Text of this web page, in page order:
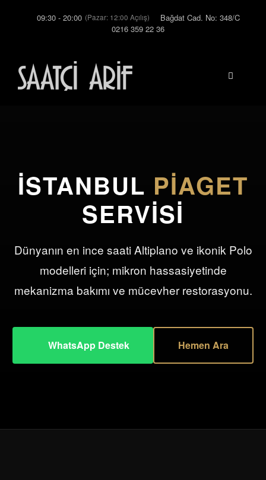
09:30 - 20:00 (Pazar: 12:00 Açılış)
Bağdat Cad. No: 348/C
0216 359 22 36
İSTANBUL PIAGET
SERVISI
Dünyanın en ince saati Altiplano ve ikonik Polo
modelleri için; mikron hassasiyetinde
mekanizma bakımı ve mücevher restorasyonu.
WhatsApp Destek Hemen Ara